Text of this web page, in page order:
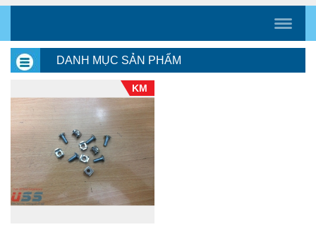
DANH MỤC SẢN PHẨM
KM